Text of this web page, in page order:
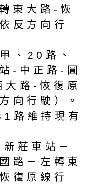
東大路-恢
反方向行
、20路、
-中正路-圓
路-恢復原
向行駛）。
路維持現有
莊車站－
路－左轉東
復原線行